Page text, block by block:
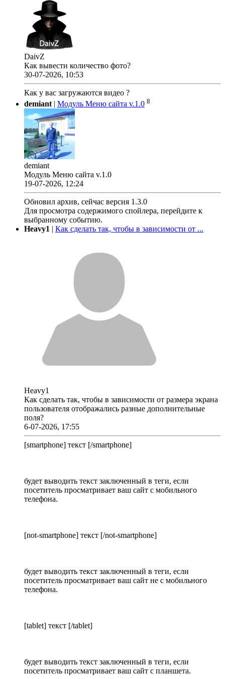
DaivZ
Как вывести количество фото?
30-07-2026, 10:53
Как у вас загружаются видео ?
demiant | Модуль Меню сайта v.1.0 8
demiant
Модуль Меню сайта v.1.0
19-07-2026, 12:24
Обновил архив, сейчас версия 1.3.0
Для просмотра содержимого спойлера, перейдите к
выбранному событию.
Heavy1 | Как сделать так, чтобы в зависимости от ...
Heavy1
Как сделать так, чтобы в зависимости от размера экрана
пользователя отображались разные дополнительные
поля?
6-07-2026, 17:55
[smartphone] текст [/smartphone]
будет выводить текст заключенный в теги, если
посетитель просматривает ваш сайт с мобильного
телефона.
[not-smartphone] текст [/not-smartphone]
будет выводить текст заключенный в теги, если
посетитель просматривает ваш сайт не с мобильного
телефона.
[tablet] текст [/tablet]
будет выводить текст заключенный в теги, если
посетитель просматривает ваш сайт с планшета.